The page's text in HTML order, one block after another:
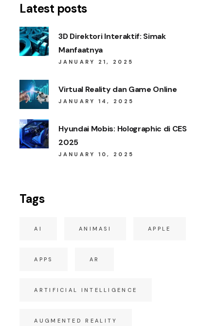
Latest posts
3D Direktori Interaktif: Simak
Manfaatnya
JANUARY 21, 2025
Virtual Reality dan Game Online
JANUARY 14, 2025
Hyundai Mobis: Holographic di CES
2025
JANUARY 10, 2025
Tags
AI ANIMASI APPLE
APPS AR
ARTIFICIAL INTELLIGENCE
AUGMENTED REALITY